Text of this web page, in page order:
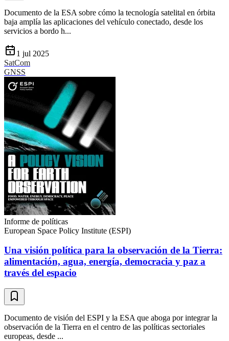
Documento de la ESA sobre cómo la tecnología satelital en órbita
baja amplía las aplicaciones del vehículo conectado, desde los
servicios a bordo h...
1 jul 2025
SatCom
GNSS
Informe de políticas
European Space Policy Institute (ESPI)
Una visión política para la observación de la Tierra:
alimentación, agua, energía, democracia y paz a
través del espacio
Documento de visión del ESPI y la ESA que aboga por integrar la
observación de la Tierra en el centro de las políticas sectoriales
europeas, desde ...